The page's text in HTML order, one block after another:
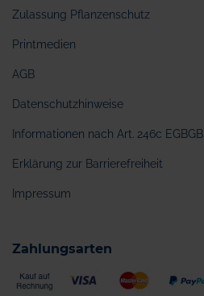
Zulassung Pflanzenschutz
Printmedien
AGB
Datenschutzhinweise
Informationen nach Art. 246c EGBGB
Erklärung zur Barrierefreiheit
Impressum
Zahlungsarten